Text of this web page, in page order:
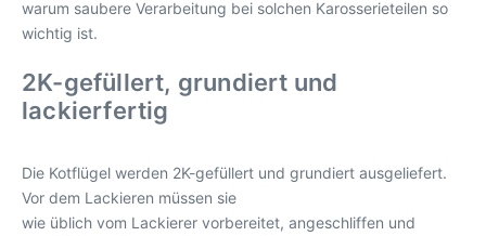
warum saubere Verarbeitung bei solchen Karosserieteilen so
wichtig ist.
2K-gefüllert, grundiert und
lackierfertig
Die Kotflügel werden 2K-gefüllert und grundiert ausgeliefert.
Vor dem Lackieren müssen sie
wie üblich vom Lackierer vorbereitet, angeschliffen und